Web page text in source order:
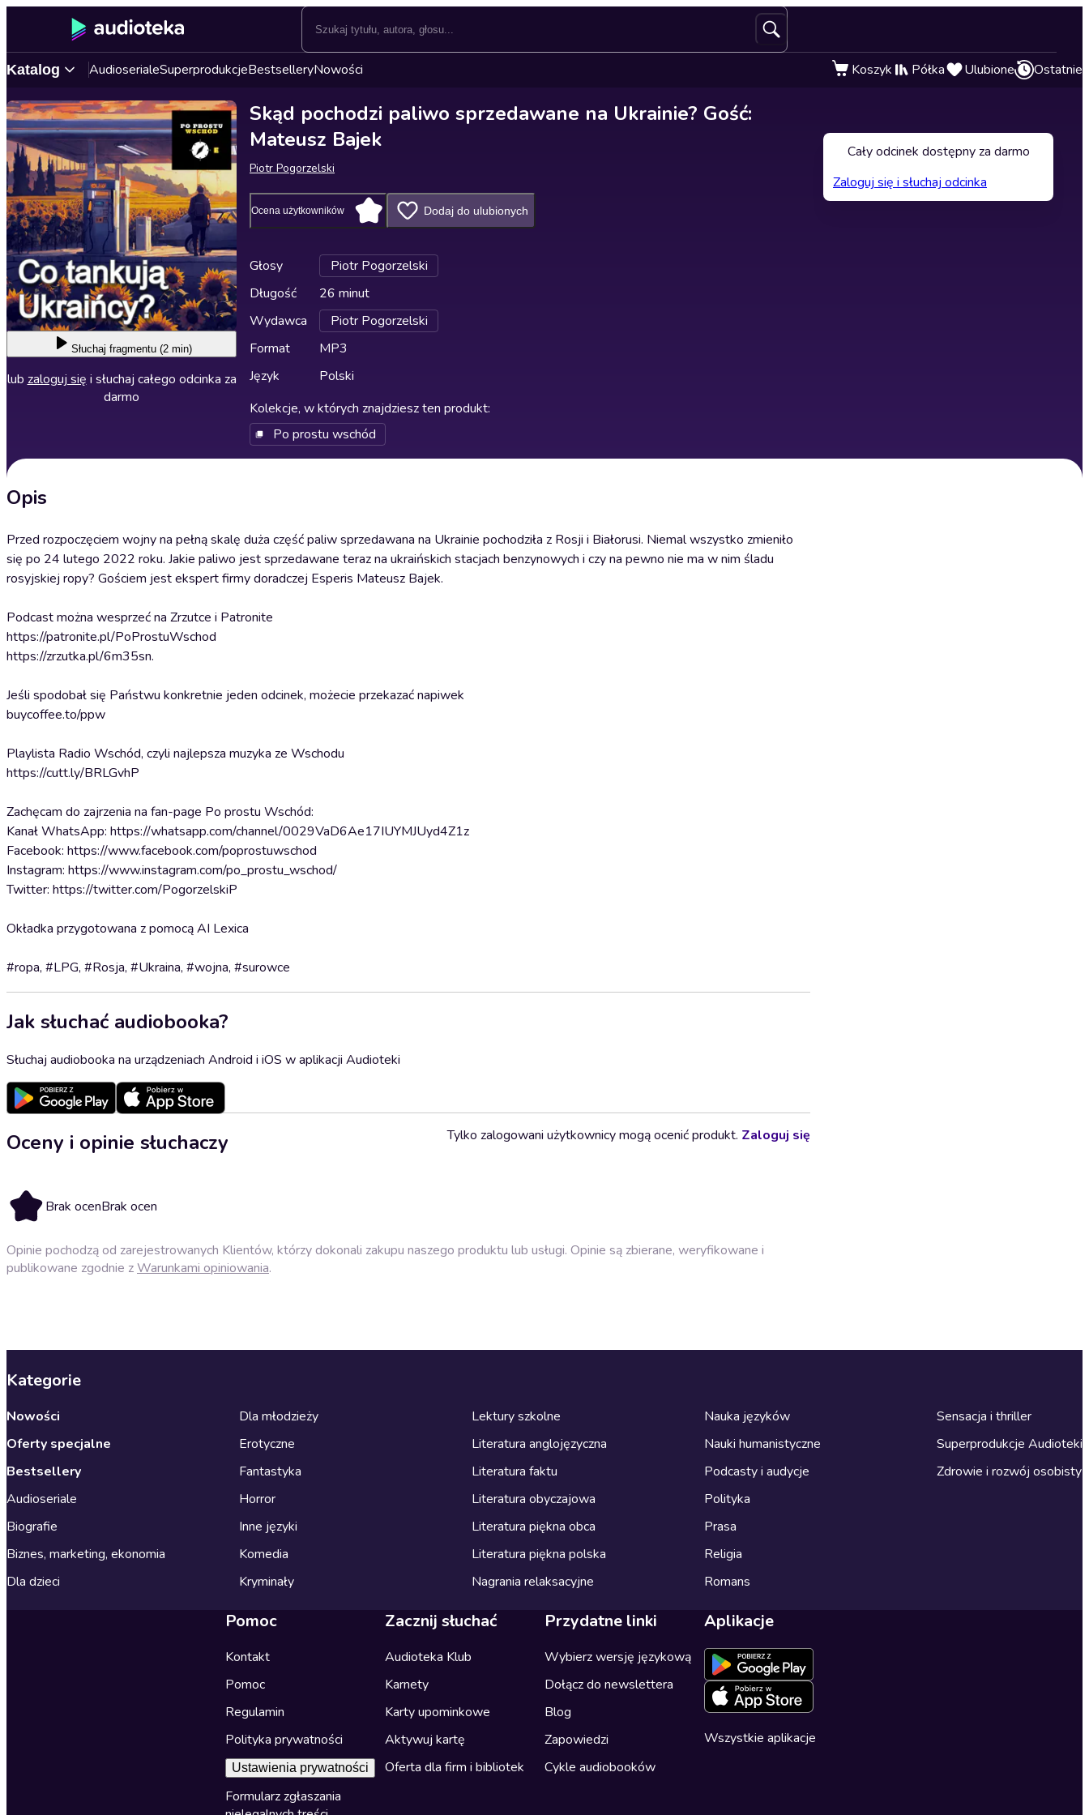
Katalog AudioserialeSuperprodukcjeBestselleryNowości Koszyk Półka Ulubione Ostatnie
Słuchaj fragmentu (2 min)
lub zaloguj się i słuchaj całego odcinka za
darmo
Skąd pochodzi paliwo sprzedawane na Ukrainie? Gość:
Mateusz Bajek
Piotr Pogorzelski
Ocena użytkowników Dodaj do ulubionych
Głosy
Piotr Pogorzelski
Długość
26 minut
Wydawca
Piotr Pogorzelski
Format
MP3
Język
Polski
Kolekcje, w których znajdziesz ten produkt:
Po prostu wschód
Opis
Przed rozpoczęciem wojny na pełną skalę duża część paliw sprzedawana na Ukrainie pochodziła z Rosji i Białorusi. Niemal wszystko zmieniło
się po 24 lutego 2022 roku. Jakie paliwo jest sprzedawane teraz na ukraińskich stacjach benzynowych i czy na pewno nie ma w nim śladu
rosyjskiej ropy? Gościem jest ekspert firmy doradczej Esperis Mateusz Bajek.
Podcast można wesprzeć na Zrzutce i Patronite
https://patronite.pl/PoProstuWschod
https://zrzutka.pl/6m35sn.
Jeśli spodobał się Państwu konkretnie jeden odcinek, możecie przekazać napiwek
buycoffee.to/ppw
Playlista Radio Wschód, czyli najlepsza muzyka ze Wschodu
https://cutt.ly/BRLGvhP
Zachęcam do zajrzenia na fan-page Po prostu Wschód:
Kanał WhatsApp: https://whatsapp.com/channel/0029VaD6Ae17IUYMJUyd4Z1z
Facebook: https://www.facebook.com/poprostuwschod
Instagram: https://www.instagram.com/po_prostu_wschod/
Twitter: https://twitter.com/PogorzelskiP⁠⁠⁠
Okładka przygotowana z pomocą AI Lexica
#ropa, #LPG, #Rosja, #Ukraina, #wojna, #surowce
Jak słuchać audiobooka?
Słuchaj audiobooka na urządzeniach Android i iOS w aplikacji Audioteki
Oceny i opinie słuchaczy
Brak ocenBrak ocen
Tylko zalogowani użytkownicy mogą ocenić produkt. Zaloguj się
Opinie pochodzą od zarejestrowanych Klientów, którzy dokonali zakupu naszego produktu lub usługi. Opinie są zbierane, weryfikowane i
publikowane zgodnie zWarunkami opiniowania.
Cały odcinek dostępny za darmo
Zaloguj się i słuchaj odcinka
Kategorie
Nowości
Oferty specjalne
Bestsellery
Audioseriale
Biografie
Biznes, marketing, ekonomia
Dla dzieci
Dla młodzieży
Erotyczne
Fantastyka
Horror
Inne języki
Komedia
Kryminały
Lektury szkolne
Literatura anglojęzyczna
Literatura faktu
Literatura obyczajowa
Literatura piękna obca
Literatura piękna polska
Nagrania relaksacyjne
Nauka języków
Nauki humanistyczne
Podcasty i audycje
Polityka
Prasa
Religia
Romans
Sensacja i thriller
Superprodukcje Audioteki
Zdrowie i rozwój osobisty
Pomoc
Kontakt
Pomoc
Regulamin
Polityka prywatności
Ustawienia prywatności
Formularz zgłaszania
Zacznij słuchać
Audioteka Klub
Karnety
Karty upominkowe
Aktywuj kartę
Oferta dla firm i bibliotek
Przydatne linki
Wybierz wersję językową
Dołącz do newslettera
Blog
Zapowiedzi
Cykle audiobooków
Aplikacje
Wszystkie aplikacje